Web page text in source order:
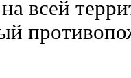
всей